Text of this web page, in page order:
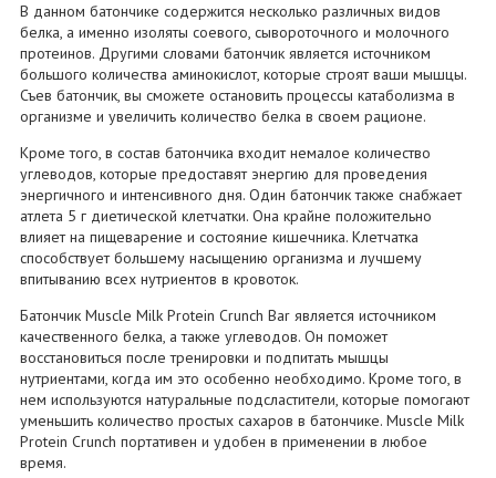
В данном батончике содержится несколько различных видов
белка, а именно изоляты соевого, сывороточного и молочного
протеинов. Другими словами батончик является источником
большого количества аминокислот, которые строят ваши мышцы.
Съев батончик, вы сможете остановить процессы катаболизма в
организме и увеличить количество белка в своем рационе.
Кроме того, в состав батончика входит немалое количество
углеводов, которые предоставят энергию для проведения
энергичного и интенсивного дня. Один батончик также снабжает
атлета 5 г диетической клетчатки. Она крайне положительно
влияет на пищеварение и состояние кишечника. Клетчатка
способствует большему насыщению организма и лучшему
впитыванию всех нутриентов в кровоток.
Батончик Muscle Milk Protein Crunch Bar является источником
качественного белка, а также углеводов. Он поможет
восстановиться после тренировки и подпитать мышцы
нутриентами, когда им это особенно необходимо. Кроме того, в
нем используются натуральные подсластители, которые помогают
уменьшить количество простых сахаров в батончике. Muscle Milk
Protein Crunch портативен и удобен в применении в любое
время.